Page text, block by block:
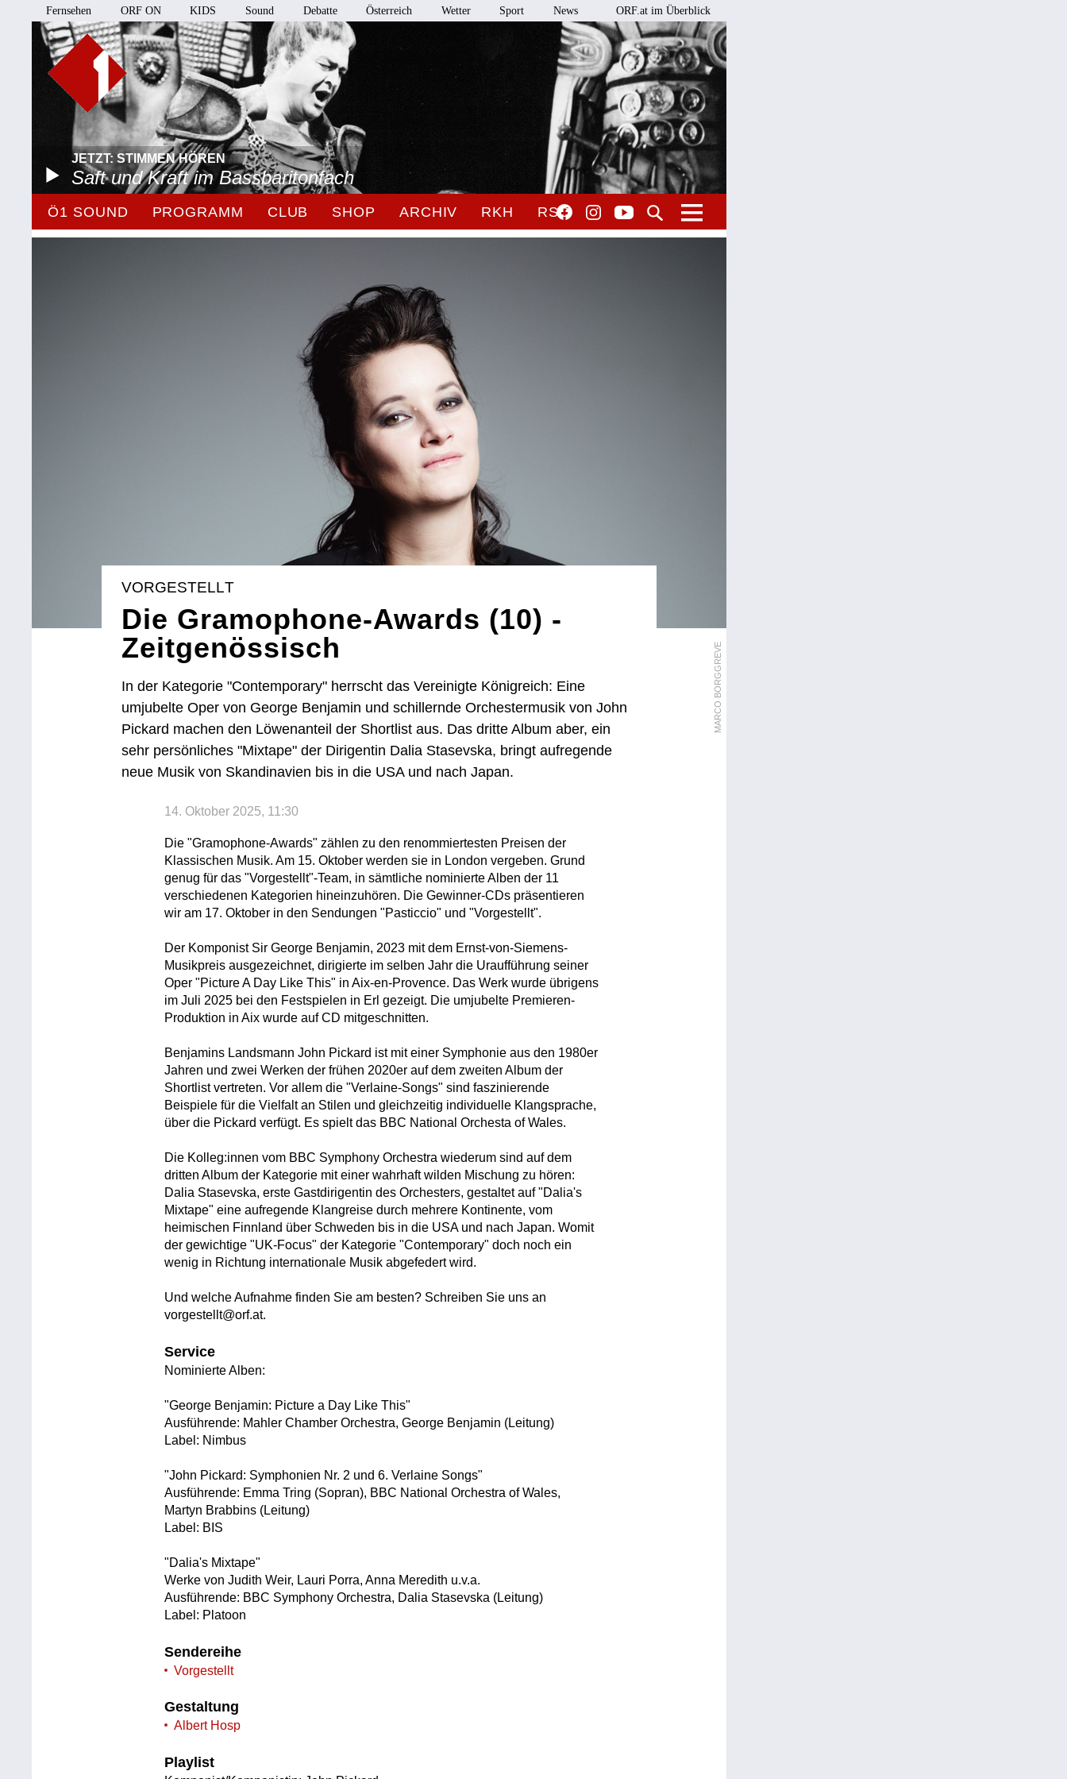
Fernsehen ORF ON KIDS Sound Debatte Österreich Wetter Sport News ORF.at im Überblick
JETZT: STIMMEN HÖREN
Saft und Kraft im Bassbaritonfach
Ö1 SOUND PROGRAMM CLUB SHOP ARCHIV RKH RSO
MARCO BORGGREVE
VORGESTELLT
Die Gramophone-Awards (10) -
Zeitgenössisch
In der Kategorie "Contemporary" herrscht das Vereinigte Königreich: Eine
umjubelte Oper von George Benjamin und schillernde Orchestermusik von John
Pickard machen den Löwenanteil der Shortlist aus. Das dritte Album aber, ein
sehr persönliches "Mixtape" der Dirigentin Dalia Stasevska, bringt aufregende
neue Musik von Skandinavien bis in die USA und nach Japan.
14. Oktober 2025, 11:30
Die "Gramophone-Awards" zählen zu den renommiertesten Preisen der
Klassischen Musik. Am 15. Oktober werden sie in London vergeben. Grund
genug für das "Vorgestellt"-Team, in sämtliche nominierte Alben der 11
verschiedenen Kategorien hineinzuhören. Die Gewinner-CDs präsentieren
wir am 17. Oktober in den Sendungen "Pasticcio" und "Vorgestellt".
Der Komponist Sir George Benjamin, 2023 mit dem Ernst-von-Siemens-
Musikpreis ausgezeichnet, dirigierte im selben Jahr die Uraufführung seiner
Oper "Picture A Day Like This" in Aix-en-Provence. Das Werk wurde übrigens
im Juli 2025 bei den Festspielen in Erl gezeigt. Die umjubelte Premieren-
Produktion in Aix wurde auf CD mitgeschnitten.
Benjamins Landsmann John Pickard ist mit einer Symphonie aus den 1980er
Jahren und zwei Werken der frühen 2020er auf dem zweiten Album der
Shortlist vertreten. Vor allem die "Verlaine-Songs" sind faszinierende
Beispiele für die Vielfalt an Stilen und gleichzeitig individuelle Klangsprache,
über die Pickard verfügt. Es spielt das BBC National Orchesta of Wales.
Die Kolleg:innen vom BBC Symphony Orchestra wiederum sind auf dem
dritten Album der Kategorie mit einer wahrhaft wilden Mischung zu hören:
Dalia Stasevska, erste Gastdirigentin des Orchesters, gestaltet auf "Dalia's
Mixtape" eine aufregende Klangreise durch mehrere Kontinente, vom
heimischen Finnland über Schweden bis in die USA und nach Japan. Womit
der gewichtige "UK-Focus" der Kategorie "Contemporary" doch noch ein
wenig in Richtung internationale Musik abgefedert wird.
Und welche Aufnahme finden Sie am besten? Schreiben Sie uns an
vorgestellt@orf.at.
Service
Nominierte Alben:
"George Benjamin: Picture a Day Like This"
Ausführende: Mahler Chamber Orchestra, George Benjamin (Leitung)
Label: Nimbus
"John Pickard: Symphonien Nr. 2 und 6. Verlaine Songs"
Ausführende: Emma Tring (Sopran), BBC National Orchestra of Wales,
Martyn Brabbins (Leitung)
Label: BIS
"Dalia's Mixtape"
Werke von Judith Weir, Lauri Porra, Anna Meredith u.v.a.
Ausführende: BBC Symphony Orchestra, Dalia Stasevska (Leitung)
Label: Platoon
Sendereihe
Vorgestellt
Gestaltung
Albert Hosp
Playlist